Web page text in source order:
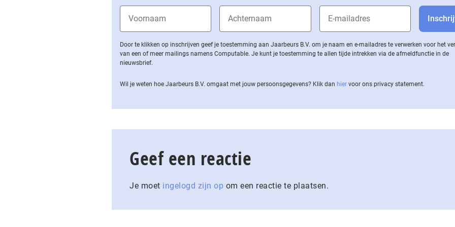
Door te klikken op inschrijven geef je toestemming aan Jaarbeurs B.V. om je naam en e-mailadres te verwerken voor het
van een of meer mailings namens Computable. Je kunt je toestemming te allen tijde intrekken via de af­meld­func­tie in de
nieuwsbrief.
Wil je weten hoe Jaarbeurs B.V. omgaat met jouw per­soons­ge­ge­vens? Klik dan hier voor ons privacy statement.
Geef een reactie
Je moet ingelogd zijn op om een reactie te plaatsen.